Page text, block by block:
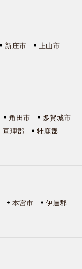
新庄市
上山市
角田市
多賀城市
亘理郡
牡鹿郡
本宮市
伊達郡